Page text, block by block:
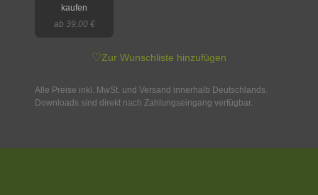
kaufen
ab 39,00 €
♡Zur Wunschliste hinzufügen
Alle Preise inkl. MwSt. und Versand innerhalb Deutschlands.
Downloads sind direkt nach Zahlungseingang verfügbar.